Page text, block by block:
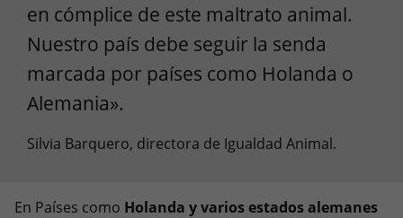
en cómplice de este maltrato animal.
Nuestro país debe seguir la senda
marcada por países como Holanda o
Alemania».
Silvia Barquero, directora de Igualdad Animal.
En Países como Holanda y varios estados alemanes